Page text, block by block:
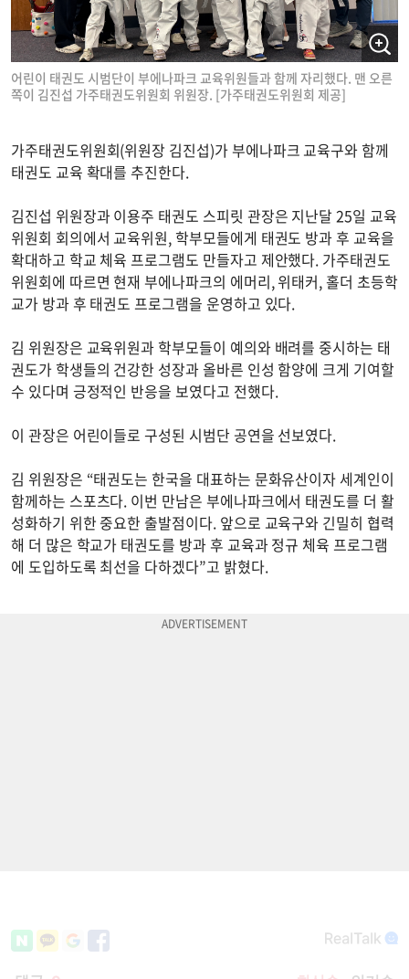
어린이 태권도 시범단이 부에나파크 교육위원들과 함께 자리했다. 맨 오른
쪽이 김진섭 가주태권도위원회 위원장. [가주태권도위원회 제공]
가주태권도위원회(위원장 김진섭)가 부에나파크 교육구와 함께
태권도 교육 확대를 추진한다.
김진섭 위원장과 이용주 태권도 스피릿 관장은 지난달 25일 교육
위원회 회의에서 교육위원, 학부모들에게 태권도 방과 후 교육을
확대하고 학교 체육 프로그램도 만들자고 제안했다. 가주태권도
위원회에 따르면 현재 부에나파크의 에머리, 위태커, 홀더 초등학
교가 방과 후 태권도 프로그램을 운영하고 있다.
김 위원장은 교육위원과 학부모들이 예의와 배려를 중시하는 태
권도가 학생들의 건강한 성장과 올바른 인성 함양에 크게 기여할
수 있다며 긍정적인 반응을 보였다고 전했다.
이 관장은 어린이들로 구성된 시범단 공연을 선보였다.
김 위원장은 “태권도는 한국을 대표하는 문화유산이자 세계인이
함께하는 스포츠다. 이번 만남은 부에나파크에서 태권도를 더 활
성화하기 위한 중요한 출발점이다. 앞으로 교육구와 긴밀히 협력
해 더 많은 학교가 태권도를 방과 후 교육과 정규 체육 프로그램
에 도입하도록 최선을 다하겠다”고 밝혔다.